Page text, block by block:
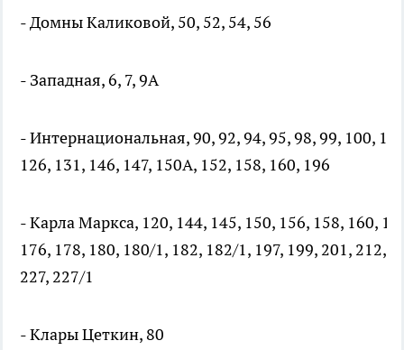
- Домны Каликовой, 50, 52, 54, 56
- Западная, 6, 7, 9А
- Интернациональная, 90, 92, 94, 95, 98, 99, 100,
126, 131, 146, 147, 150А, 152, 158, 160, 196
- Карла Маркса, 120, 144, 145, 150, 156, 158, 160,
176, 178, 180, 180/1, 182, 182/1, 197, 199, 201, 212,
227, 227/1
- Клары Цеткин, 80